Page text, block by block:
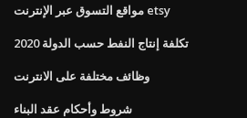
مواقع التسوق عبر الإنترنت etsy
تكلفة إنتاج النفط حسب الدولة 2020
وظائف مختلفة على الانترنت
شروط وأحكام عقد البناء